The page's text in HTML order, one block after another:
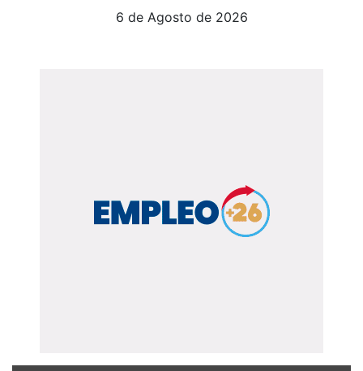
6 de Agosto de 2026